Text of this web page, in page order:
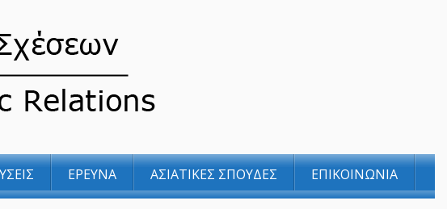
ΕΡΕΥΝΑ ΑΣΙΑΤΙΚΕΣ ΣΠΟΥΔΕΣ ΕΠΙΚΟΙΝΩΝΙΑ